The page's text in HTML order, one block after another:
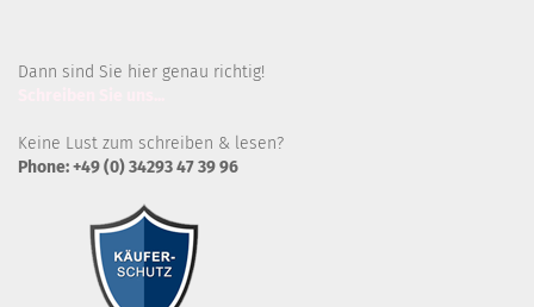
Dann sind Sie hier genau richtig!
Keine Lust zum schreiben & lesen?
Phone: +49 (0) 34293 47 39 96